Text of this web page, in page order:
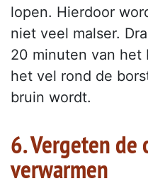
lopen. Hierdoor
niet veel malser.
20 minuten van het
het vel rond de
bruin wordt.
6. Vergeten de
verwarmen